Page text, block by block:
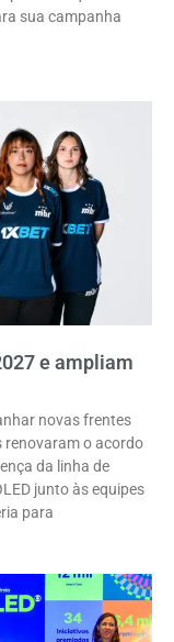
sua campanha
e ampliam
novas frentes
renovaram o acordo
da linha de
junto às equipes
para